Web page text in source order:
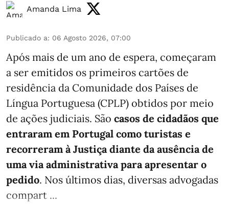
Amanda Lima
Publicado a: 06 Agosto 2026, 07:00
Após mais de um ano de espera, começaram
a ser emitidos os primeiros cartões de
residência da Comunidade dos Países de
Língua Portuguesa (CPLP) obtidos por meio
de ações judiciais. São casos de cidadãos que
entraram em Portugal como turistas e
recorreram à Justiça diante da ausência de
uma via administrativa para apresentar o
pedido. Nos últimos dias, diversas advogadas
compart ...